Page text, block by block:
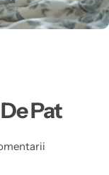
Pat